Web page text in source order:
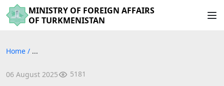
MINISTRY OF FOREIGN AFFAIRS
OF TURKMENISTAN
Home / ...
06 August 2025 5181